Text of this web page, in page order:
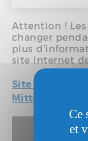
Attention !
changer
plus
site internet
Site et
Mitterrand et
Ce
et